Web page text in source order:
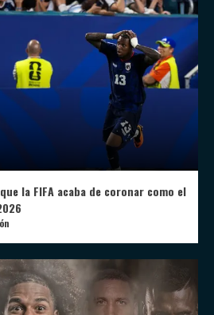
la FIFA acaba de coronar como el